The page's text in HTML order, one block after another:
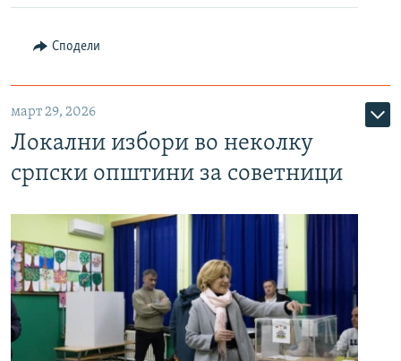
Сподели
март 29, 2026
Локални избори во неколку
српски општини за советници